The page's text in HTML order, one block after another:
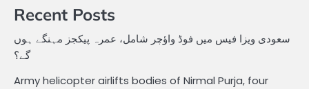
Recent Posts
سعودی ویزا فیس میں فوڈ واؤچر شامل، عمرہ پیکجز مہنگے ہوں
گے؟
Army helicopter airlifts bodies of Nirmal Purja, four